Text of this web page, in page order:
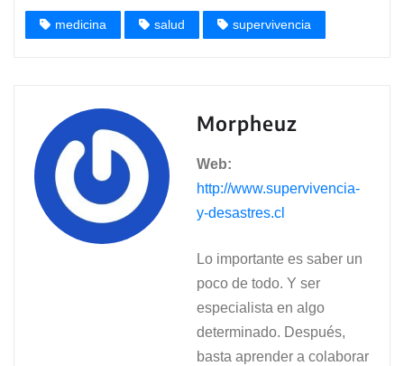
medicina salud supervivencia
Morpheuz
Web:
http://www.supervivencia-
y-desastres.cl
Lo importante es saber un
poco de todo. Y ser
especialista en algo
determinado. Después,
basta aprender a colaborar